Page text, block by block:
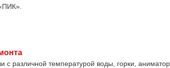
с различной температурой воды, горки,